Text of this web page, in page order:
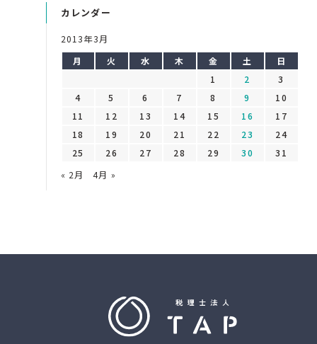
カレンダー
2013年3月
月
火 水 木 金 土
日
1
2
3
4
5 6 7 8 9
10
11
12 13 14 15 16
17
18
19 20 21 22 23
24
25
26 27 28 29 30
31
« 2月
4月 »